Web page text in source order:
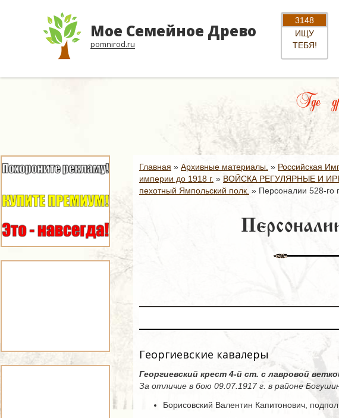
Мое Семейное Древо
pomnirod.ru
3148
ИЩУ
ТЕБЯ!
Где
Главная » Архивные материалы. » Российская
империи до 1918 г. » ВОЙСКА РЕГУЛЯРНЫЕ И
пехотный Ямпольский полк. » Персоналии 528-го
Георгиевские кавалеры
Георгиевский крест 4-й ст. с лавровой
За отличие в бою 09.07.1917 г. в районе
Борисовский Валентин Капитонович,